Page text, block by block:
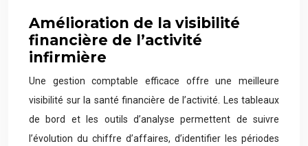
Amélioration de la visibilité
financière de l’activité
infirmière
Une gestion comptable efficace offre une meilleure
visibilité sur la santé financière de l’activité. Les tableaux
de bord et les outils d’analyse permettent de suivre
l’évolution du chiffre d’affaires, d’identifier les périodes